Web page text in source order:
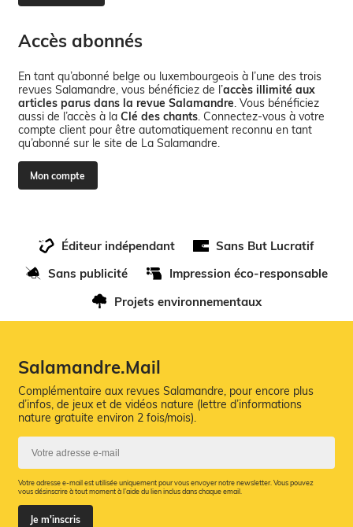
Accès abonnés
En tant qu’abonné belge ou luxembourgeois à l’une des trois
revues Salamandre, vous bénéficiez de l’accès illimité aux
articles parus dans la revue Salamandre . Vous bénéficiez
aussi de l’accès à laClé des chants . Connectez-vous à votre
compte client pour être automatiquement reconnu en tant
qu’abonné sur le site de La Salamandre.
Mon compte
Éditeur indépendant
Sans But Lucratif
Sans publicité
Impression éco-responsable
Projets environnementaux
Salamandre.Mail
Complémentaire aux revues Salamandre, pour encore plus
d’infos, de jeux et de vidéos nature (lettre d’informations
nature gratuite environ 2 fois/mois).
Votre adresse e-mail est utilisée uniquement pour vous envoyer notre newsletter. Vous pouvez
vous désinscrire à tout moment à l’aide du lien inclus dans chaque email.
Je m'inscris